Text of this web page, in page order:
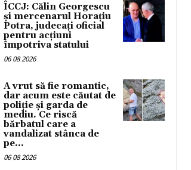
ÎCCJ: Călin Georgescu
și mercenarul Horațiu
Potra, judecați oficial
pentru acțiuni
împotriva statului
06 08 2026
A vrut să fie romantic,
dar acum este căutat de
poliție și garda de
mediu. Ce riscă
bărbatul care a
vandalizat stânca de
pe...
06 08 2026